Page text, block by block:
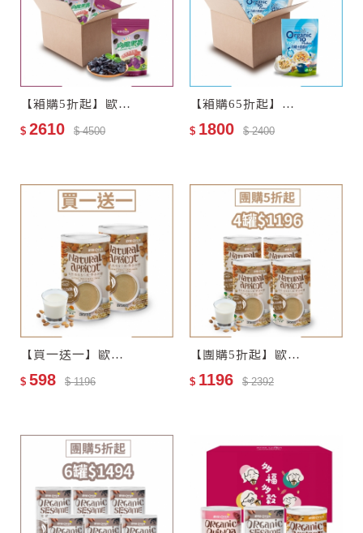
【箱購5折起】歐特有機黑棗乾18包–效期至2027-11-13
$ 2610 $ 4500
【箱購65折起】歐特有機十穀麥片12包–效期至2028-01-05
$ 1800 $ 2400
【買一送一】歐特自然栽培杏仁飲–零添加糖
$ 598 $ 1196
【團購5折起】歐特自然栽培杏仁飲–零添加糖4罐
$ 1196 $ 2392